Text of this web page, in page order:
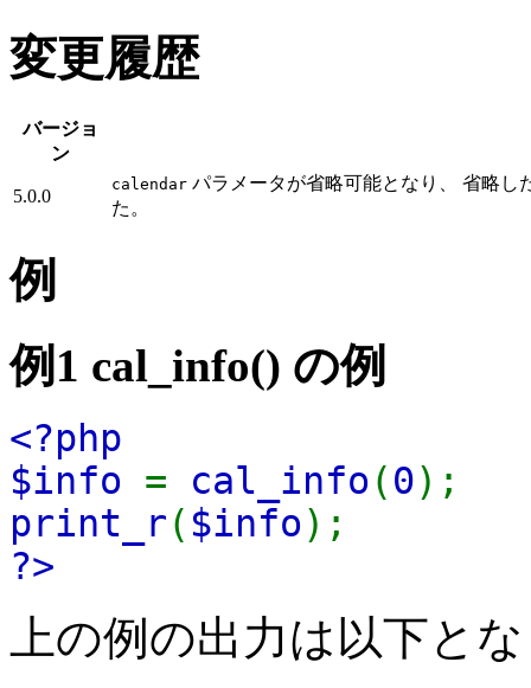
変更履歴
バージョ
ン
5.0.0
calendar パラメータが省略可能となり、 省略
た。
例
例1 cal_info() の例
<?php
$info = cal_info(0);
print_r( $info);
?>
上の例の出力は以下と